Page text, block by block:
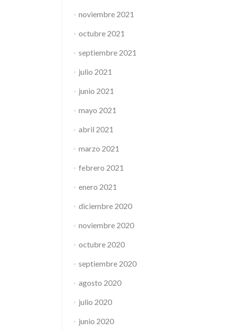
noviembre 2021
octubre 2021
septiembre 2021
julio 2021
junio 2021
mayo 2021
abril 2021
marzo 2021
febrero 2021
enero 2021
diciembre 2020
noviembre 2020
octubre 2020
septiembre 2020
agosto 2020
julio 2020
junio 2020